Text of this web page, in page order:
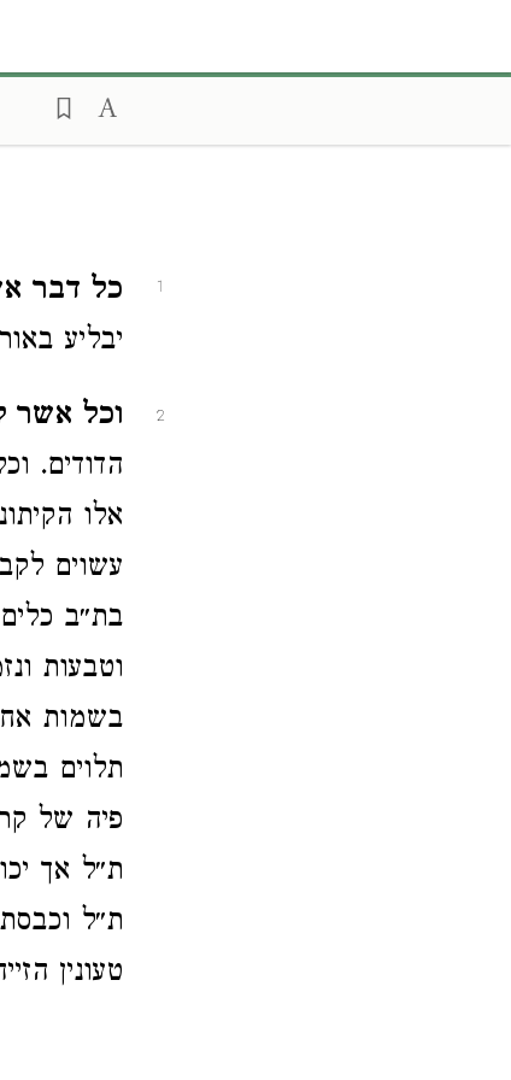
1 כל דבר
יבליע
2 וכל אשר
הדודים.
אלו
עשוים
בת״ב
וטבעות
בשמות
תלוים
פיה של
ת״ל אך
ת״ל
טעונין